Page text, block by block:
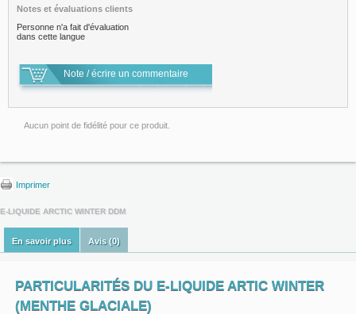
Notes et évaluations clients
Personne n'a fait d'évaluation
dans cette langue
Note / écrire un commentaire
Aucun point de fidélité pour ce produit.
Imprimer
E-LIQUIDE ARCTIC WINTER DDM
En savoir plus Avis (0)
PARTICULARITÉS DU E-LIQUIDE ARTIC WINTER
(MENTHE GLACIALE)